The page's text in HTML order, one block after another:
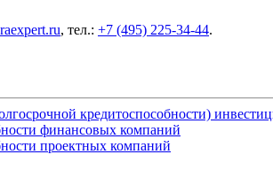
, тел.: +7 (495) 225-34-44.
кредитоспособности)
финансовых компаний
проектных компаний